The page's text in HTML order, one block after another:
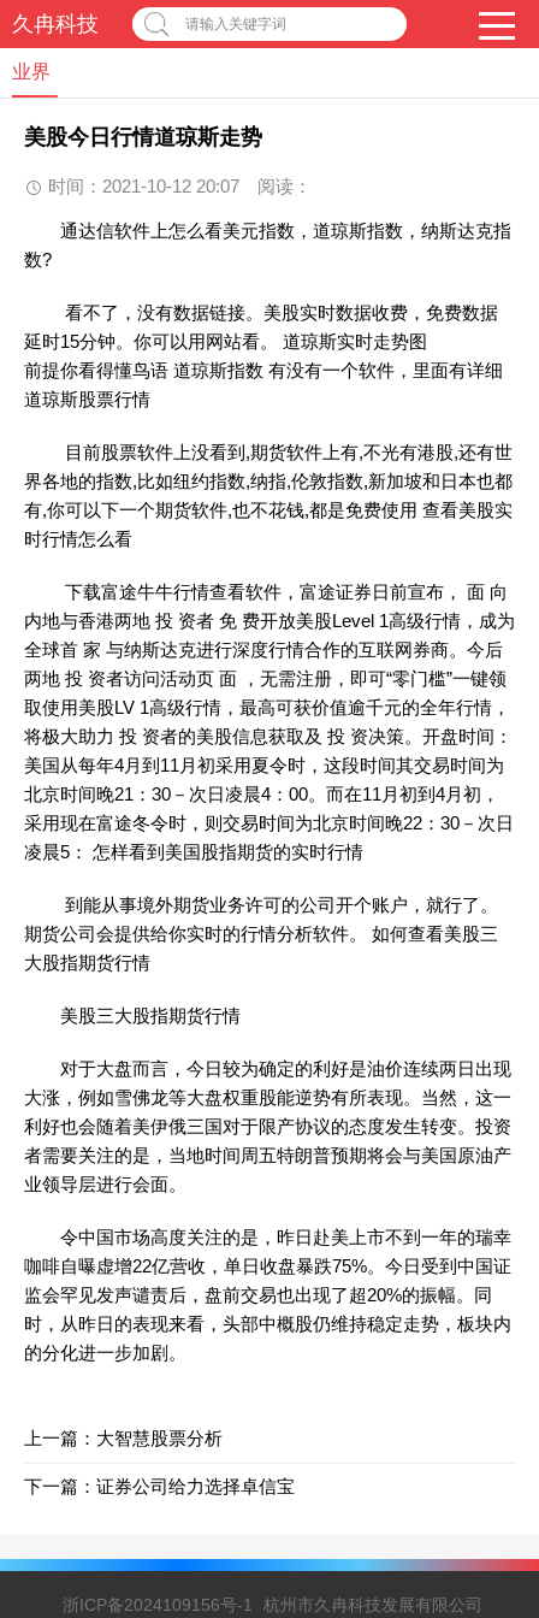
久冉科技 请输入关键字词
业界
美股今日行情道琼斯走势
时间：2021-10-12 20:07 阅读：
通达信软件上怎么看美元指数，道琼斯指数，纳斯达克指
数?
看不了，没有数据链接。美股实时数据收费，免费数据
延时15分钟。你可以用网站看。 道琼斯实时走势图
前提你看得懂鸟语 道琼斯指数 有没有一个软件，里面有详细
道琼斯股票行情
目前股票软件上没看到,期货软件上有,不光有港股,还有世
界各地的指数,比如纽约指数,纳指,伦敦指数,新加坡和日本也都
有,你可以下一个期货软件,也不花钱,都是免费使用 查看美股实
时行情怎么看
下载富途牛牛行情查看软件，富途证券日前宣布， 面 向
内地与香港两地 投 资者 免 费开放美股Level 1高级行情，成为
全球首 家 与纳斯达克进行深度行情合作的互联网券商。今后
两地 投 资者访问活动页 面 ，无需注册，即可“零门槛”一键领
取使用美股LV 1高级行情，最高可获价值逾千元的全年行情，
将极大助力 投 资者的美股信息获取及 投 资决策。开盘时间：
美国从每年4月到11月初采用夏令时，这段时间其交易时间为
北京时间晚21：30－次日凌晨4：00。而在11月初到4月初，
采用现在富途冬令时，则交易时间为北京时间晚22：30－次日
凌晨5： 怎样看到美国股指期货的实时行情
到能从事境外期货业务许可的公司开个账户，就行了。
期货公司会提供给你实时的行情分析软件。 如何查看美股三
大股指期货行情
美股三大股指期货行情
对于大盘而言，今日较为确定的利好是油价连续两日出现
大涨，例如雪佛龙等大盘权重股能逆势有所表现。当然，这一
利好也会随着美伊俄三国对于限产协议的态度发生转变。投资
者需要关注的是，当地时间周五特朗普预期将会与美国原油产
业领导层进行会面。
令中国市场高度关注的是，昨日赴美上市不到一年的瑞幸
咖啡自曝虚增22亿营收，单日收盘暴跌75%。今日受到中国证
监会罕见发声谴责后，盘前交易也出现了超20%的振幅。同
时，从昨日的表现来看，头部中概股仍维持稳定走势，板块内
的分化进一步加剧。
上一篇： 大智慧股票分析
下一篇： 证券公司给力选择卓信宝
浙ICP备2024109156号-1 杭州市久冉科技发展有限公司